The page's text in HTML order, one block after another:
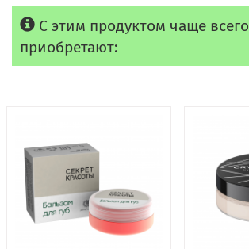
С этим продуктом чаще всего
приобретают: